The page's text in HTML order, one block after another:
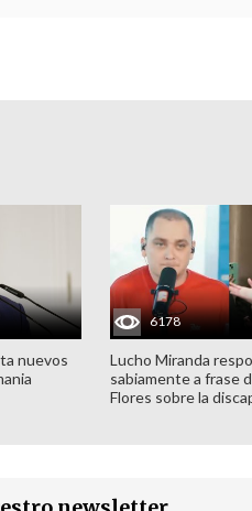
nuevos
6178
Lucho Miranda
sabiamente a frase
Flores sobre la